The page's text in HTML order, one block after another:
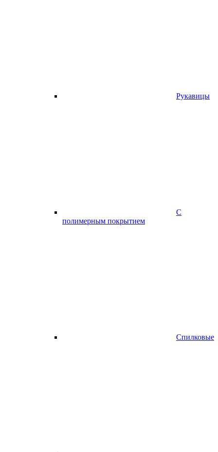
Рукавицы
С
полимерным покрытием
Спилковые